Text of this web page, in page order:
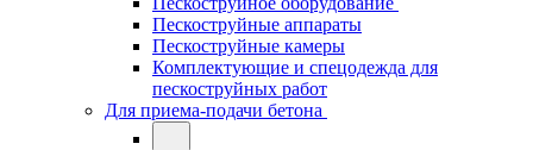
Пескоструйные аппараты
Пескоструйные камеры
Комплектующие и спецодежда для
пескоструйных работ
Для приема-подачи бетона